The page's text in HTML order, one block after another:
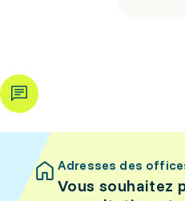
Adresses des
Vous souhaitez